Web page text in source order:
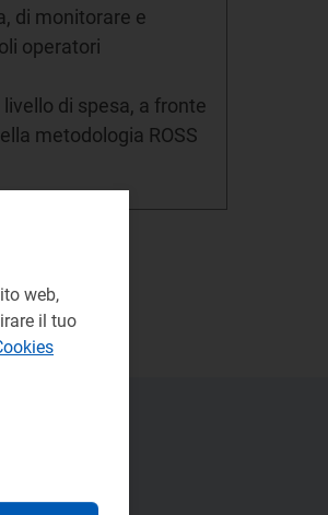
di monitorare e
operatori
di spesa, a fronte
metodologia ROSS
web,
il tuo